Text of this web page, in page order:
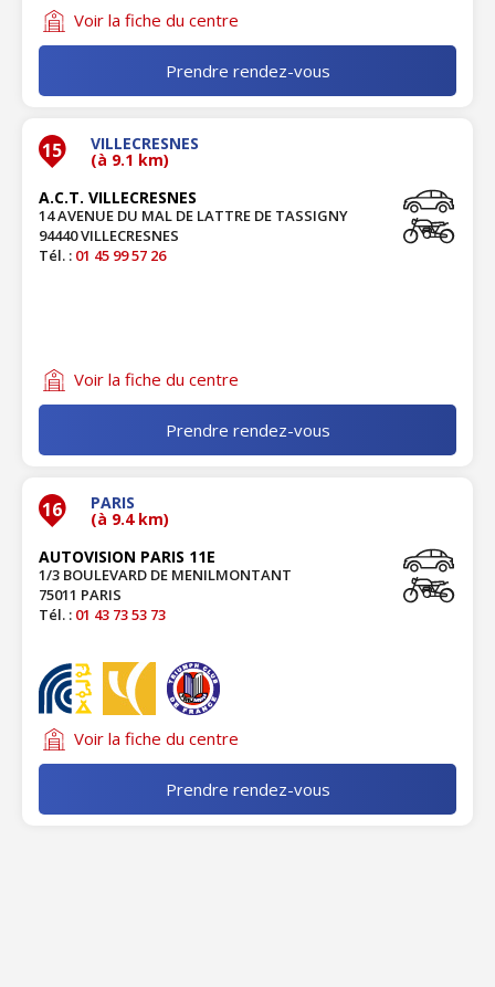
Voir la fiche du centre
Prendre rendez-vous
15 VILLECRESNES
(à 9.1 km)
A.C.T. VILLECRESNES
14 AVENUE DU MAL DE LATTRE DE TASSIGNY
94440 VILLECRESNES
Tél. : 01 45 99 57 26
Voir la fiche du centre
Prendre rendez-vous
16 PARIS
(à 9.4 km)
AUTOVISION PARIS 11E
1/3 BOULEVARD DE MENILMONTANT
75011 PARIS
Tél. : 01 43 73 53 73
Voir la fiche du centre
Prendre rendez-vous